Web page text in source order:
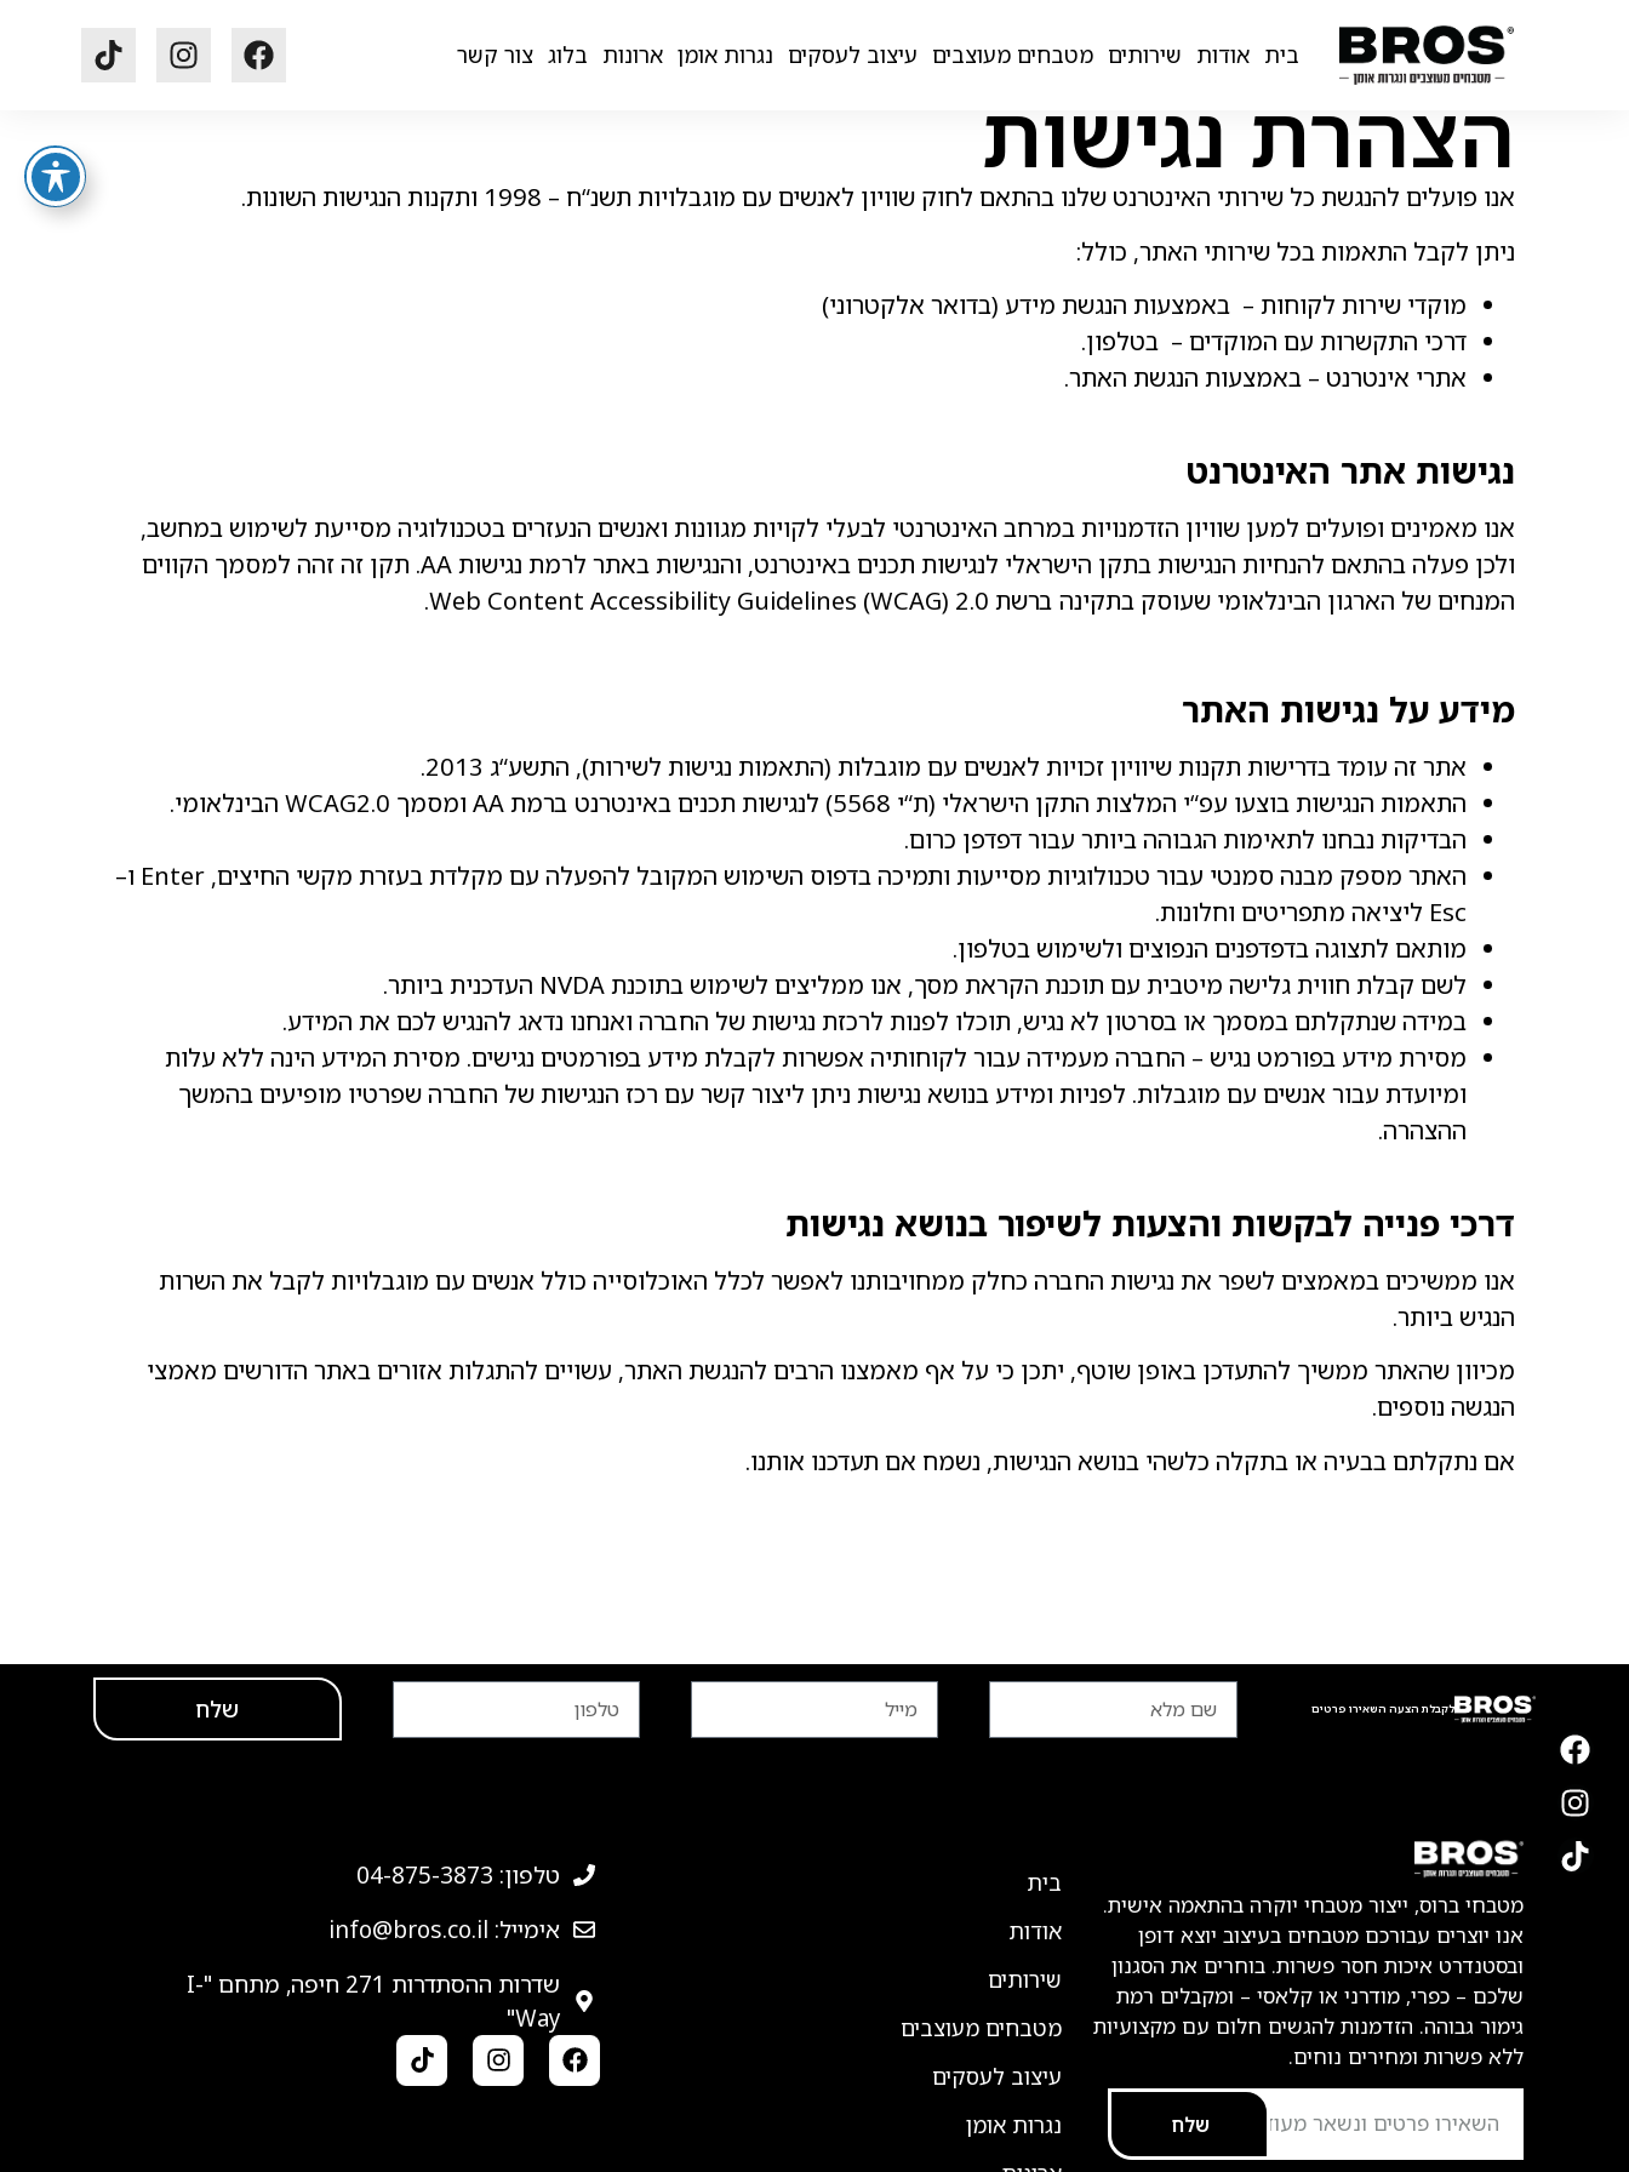
בית אודות שירותים מטבחים מעוצבים עיצוב לעסקים נגרות אומן ארונות בלוג צור קשר
הצהרת נגישות
אנו פועלים להנגשת כל שירותי האינטרנט שלנו בהתאם לחוק שוויון לאנשים עם מוגבלויות תשנ“ח – 1998 ותקנות הנגישות השונות.
ניתן לקבל התאמות בכל שירותי האתר, כולל:
מוקדי שירות לקוחות – באמצעות הנגשת מידע (בדואר אלקטרוני)
דרכי התקשרות עם המוקדים – בטלפון.
אתרי אינטרנט – באמצעות הנגשת האתר.
נגישות אתר האינטרנט
אנו מאמינים ופועלים למען שוויון הזדמנויות במרחב האינטרנטי לבעלי לקויות מגוונות ואנשים הנעזרים בטכנולוגיה מסייעת לשימוש במחשב,
ולכן פעלה בהתאם להנחיות הנגישות בתקן הישראלי לנגישות תכנים באינטרנט, והנגישות באתר לרמת נגישות AA. תקן זה זהה למסמך הקווים
המנחים של הארגון הבינלאומי שעוסק בתקינה ברשת Web Content Accessibility Guidelines (WCAG) 2.0.
מידע על נגישות האתר
אתר זה עומד בדרישות תקנות שיוויון זכויות לאנשים עם מוגבלות (התאמות נגישות לשירות), התשע“ג 2013.
התאמות הנגישות בוצעו עפ“י המלצות התקן הישראלי (ת“י 5568) לנגישות תכנים באינטרנט ברמת AA ומסמך WCAG2.0 הבינלאומי.
הבדיקות נבחנו לתאימות הגבוהה ביותר עבור דפדפן כרום.
האתר מספק מבנה סמנטי עבור טכנולוגיות מסייעות ותמיכה בדפוס השימוש המקובל להפעלה עם מקלדת בעזרת מקשי החיצים, Enter ו–
Esc ליציאה מתפריטים וחלונות.
מותאם לתצוגה בדפדפנים הנפוצים ולשימוש בטלפון.
לשם קבלת חווית גלישה מיטבית עם תוכנת הקראת מסך, אנו ממליצים לשימוש בתוכנת NVDA העדכנית ביותר.
במידה שנתקלתם במסמך או בסרטון לא נגיש, תוכלו לפנות לרכזת נגישות של החברה ואנחנו נדאג להנגיש לכם את המידע.
מסירת מידע בפורמט נגיש – החברה מעמידה עבור לקוחותיה אפשרות לקבלת מידע בפורמטים נגישים. מסירת המידע הינה ללא עלות
ומיועדת עבור אנשים עם מוגבלות. לפניות ומידע בנושא נגישות ניתן ליצור קשר עם רכז הנגישות של החברה שפרטיו מופיעים בהמשך
ההצהרה.
דרכי פנייה לבקשות והצעות לשיפור בנושא נגישות
אנו ממשיכים במאמצים לשפר את נגישות החברה כחלק ממחויבותנו לאפשר לכלל האוכלוסייה כולל אנשים עם מוגבלויות לקבל את השרות
הנגיש ביותר.
מכיוון שהאתר ממשיך להתעדכן באופן שוטף, יתכן כי על אף מאמצנו הרבים להנגשת האתר, עשויים להתגלות אזורים באתר הדורשים מאמצי
הנגשה נוספים.
אם נתקלתם בבעיה או בתקלה כלשהי בנושא הנגישות, נשמח אם תעדכנו אותנו.
לקבלת הצעה השאירו פרטים שלח
מטבחי ברוס, ייצור מטבחי יוקרה בהתאמה אישית.
אנו יוצרים עבורכם מטבחים בעיצוב יוצא דופן
ובסטנדרט איכות חסר פשרות. בוחרים את הסגנון
שלכם – כפרי, מודרני או קלאסי – ומקבלים רמת
גימור גבוהה. הזדמנות להגשים חלום עם מקצועיות
ללא פשרות ומחירים נוחים.
שלח
בית
אודות
שירותים
מטבחים מעוצבים
עיצוב לעסקים
נגרות אומן
טלפון: 04-875-3873‏
אימייל: info@bros.co.il
שדרות ההסתדרות 271 חיפה, מתחם "I-
Way"